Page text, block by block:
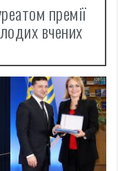
премії
вчених